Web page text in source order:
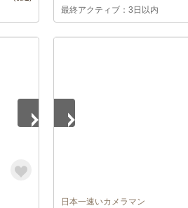
最終アクティブ：3日以内
日本一速いカメラマン